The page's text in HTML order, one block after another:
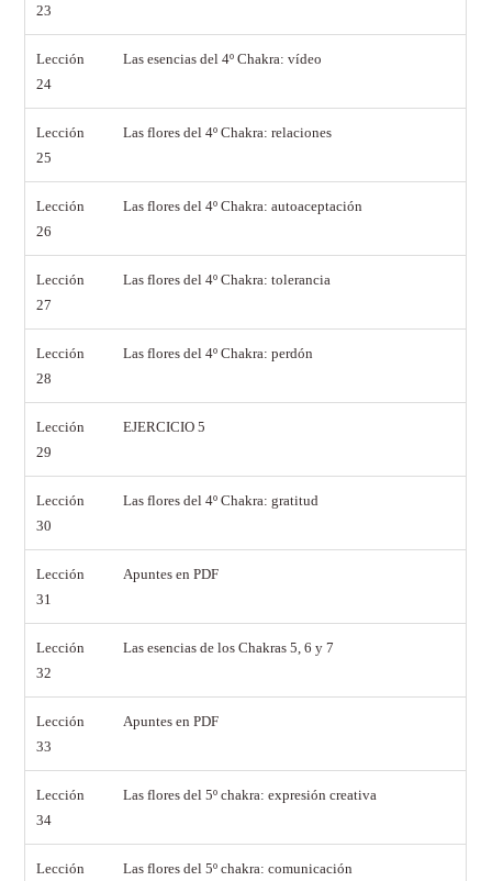
23
Lección
24
Las esencias del 4º Chakra: vídeo
Lección
25
Las flores del 4º Chakra: relaciones
Lección
26
Las flores del 4º Chakra: autoaceptación
Lección
27
Las flores del 4º Chakra: tolerancia
Lección
28
Las flores del 4º Chakra: perdón
Lección
29
EJERCICIO 5
Lección
30
Las flores del 4º Chakra: gratitud
Lección
31
Apuntes en PDF
Lección
32
Las esencias de los Chakras 5, 6 y 7
Lección
33
Apuntes en PDF
Lección
34
Las flores del 5º chakra: expresión creativa
Lección
Las flores del 5º chakra: comunicación